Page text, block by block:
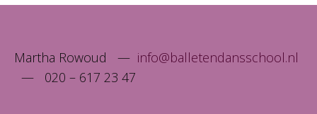
Martha Rowoud — info@balletendansschool.nl
— 020 – 617 23 47